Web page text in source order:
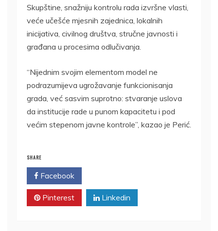
Skupštine, snažniju kontrolu rada izvršne vlasti,
veće učešće mjesnih zajednica, lokalnih
inicijativa, civilnog društva, stručne javnosti i
građana u procesima odlučivanja.
“Nijednim svojim elementom model ne
podrazumijeva ugrožavanje funkcionisanja
grada, već sasvim suprotno: stvaranje uslova
da institucije rade u punom kapacitetu i pod
većim stepenom javne kontrole”, kazao je Perić.
SHARE
Facebook
Pinterest Linkedin